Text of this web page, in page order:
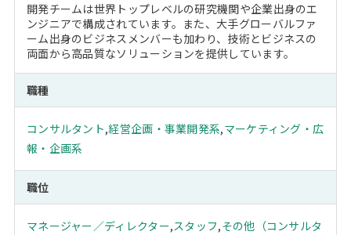
開発チームは世界トップレベルの研究機関や企業出身のエ
ンジニアで構成されています。また、大手グローバルファ
ーム出身のビジネスメンバーも加わり、技術とビジネスの
両面から高品質なソリューションを提供しています。
職種
コンサルタント,経営企画・事業開発系,マーケティング・広
報・企画系
職位
マネージャー／ディレクター,スタッフ,その他（コンサルタ